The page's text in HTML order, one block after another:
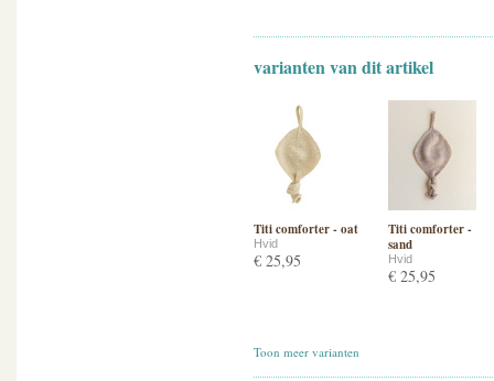
varianten van dit artikel
Titi comforter - oat
Hvid
€ 25,95
Titi comforter -
sand
Hvid
€ 25,95
Toon meer varianten